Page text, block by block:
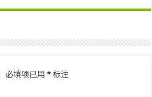
必填项已用* 标注